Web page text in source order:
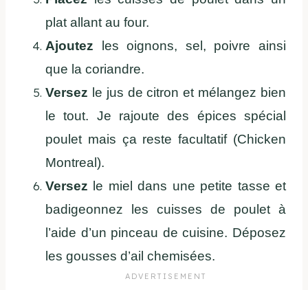
plat allant au four.
Ajoutez les oignons, sel, poivre ainsi
que la coriandre.
Versez le jus de citron et mélangez bien
le tout. Je rajoute des épices spécial
poulet mais ça reste facultatif (Chicken
Montreal).
Versez le miel dans une petite tasse et
badigeonnez les cuisses de poulet à
l’aide d’un pinceau de cuisine. Déposez
les gousses d’ail chemisées.